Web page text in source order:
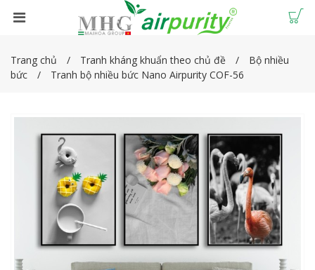
Trang chủ Tranh kháng khuẩn theo chủ đề
Bộ nhiều
bức
Tranh bộ nhiều bức Nano Airpurity COF-56